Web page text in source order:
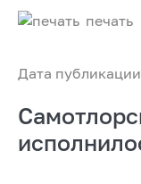
Дата
печать